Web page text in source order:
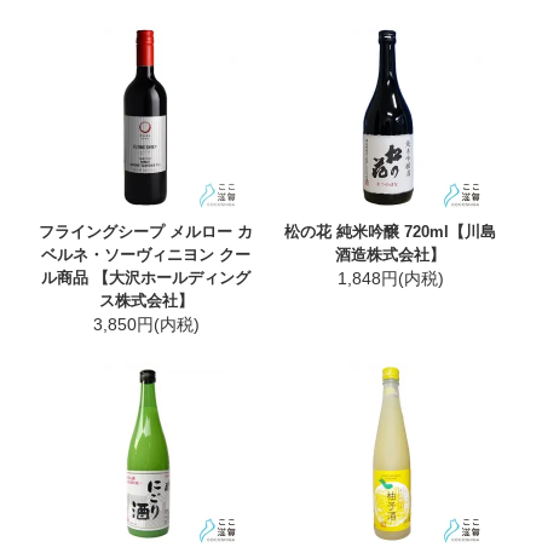
フライングシープ メルロー カ
ベルネ・ソーヴィニヨン クー
ル商品 【大沢ホールディング
ス株式会社】
3,850円(内税)
松の花 純米吟醸 720ml【川島
酒造株式会社】
1,848円(内税)